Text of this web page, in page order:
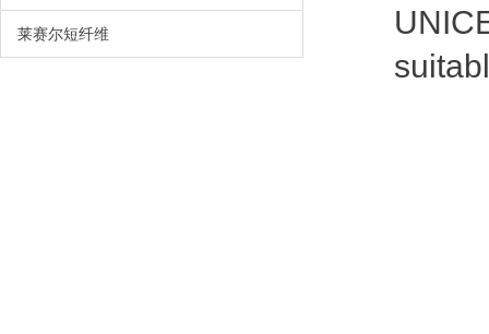
莱赛尔短纤维